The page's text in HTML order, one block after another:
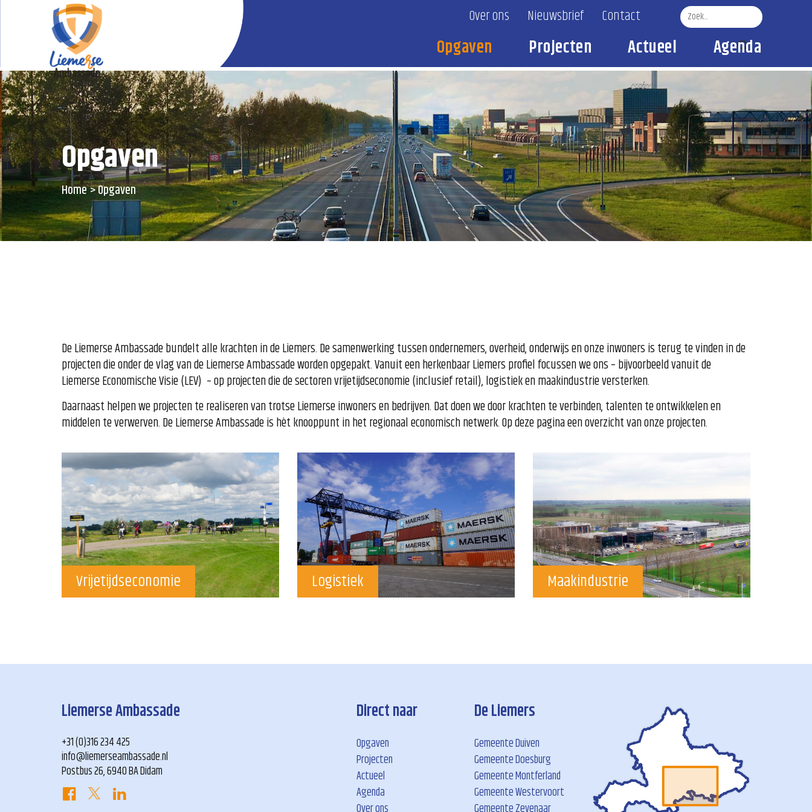
Over ons Nieuwsbrief Contact
Zoek
Opgaven Projecten Actueel Agenda
Opgaven
Home Opgaven
De Liemerse Ambassade bundelt alle krachten in de Liemers. De samenwerking tussen ondernemers, overheid, onderwijs en onze inwoners is terug te vinden in de
projecten die onder de vlag van de Liemerse Ambassade worden opgepakt. Vanuit een herkenbaar Liemers profiel focussen we ons – bijvoorbeeld vanuit de
Liemerse Economische Visie (LEV) – op projecten die de sectoren vrijetijdseconomie (inclusief retail), logistiek en maakindustrie versterken.
Daarnaast helpen we projecten te realiseren van trotse Liemerse inwoners en bedrijven. Dat doen we door krachten te verbinden, talenten te ontwikkelen en
middelen te verwerven. De Liemerse Ambassade is hèt knooppunt in het regionaal economisch netwerk. Op deze pagina een overzicht van onze projecten.
Vrijetijdseconomie Logistiek Maakindustrie
Liemerse Ambassade
+31 (0)316 234 425
info@liemerseambassade.nl
Postbus 26, 6940 BA Didam
Direct naar
Opgaven
Projecten
Actueel
Agenda
De Liemers
Gemeente Duiven
Gemeente Doesburg
Gemeente Montferland
Gemeente Westervoort